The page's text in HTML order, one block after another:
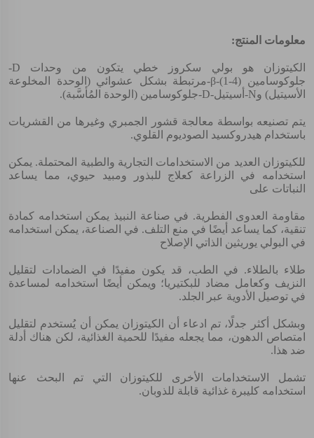
معلومات المنتج:
الكيتوزان هو بولي سكروز خطي يتكون من وحدات D-
جلوكوسامين β-(1-4)-مرتبطة بشكل عشوائي (الوحدة المخلوعة
الأسيتيل) وN-أسيتيل-D-جلوكوسامين (الوحدة المُأسَّبة).
يتم تصنيعه بواسطة معالجة قشور الجمبري وغيرها من القشريات
باستخدام هيدروكسيد الصوديوم القلوي.
للكيتوزان العديد من الاستخدامات التجارية والطبية المحتملة. يمكن
استخدامه في الزراعة كعلاج للبذور ومبيد حيوي، مما يساعد
النباتات على
مقاومة العدوى الفطرية. في صناعة النبيذ يمكن استخدامه كمادة
تنقية، كما يساعد أيضًا في منع التلف. في الصناعة، يمكن استخدامه
في البولي يوريثين الذاتي الإصلاح
طلاء بالطلاء. في الطب، قد يكون مفيدًا في الضمادات لتقليل
النزيف وكعامل مضاد للبكتيريا؛ ويمكن أيضًا استخدامه لمساعدة
في توصيل الأدوية عبر الجلد.
وبشكل أكثر جدلًا، تم ادعاء أن الكيتوزان يمكن أن يُستخدم لتقليل
امتصاص الدهون، مما يجعله مفيدًا للحمية الغذائية، لكن هناك أدلة
ضد هذا.
تشمل الاستخدامات الأخرى للكيتوزان التي تم البحث عنها
استخدامه كليبرة غذائية قابلة للذوبان.